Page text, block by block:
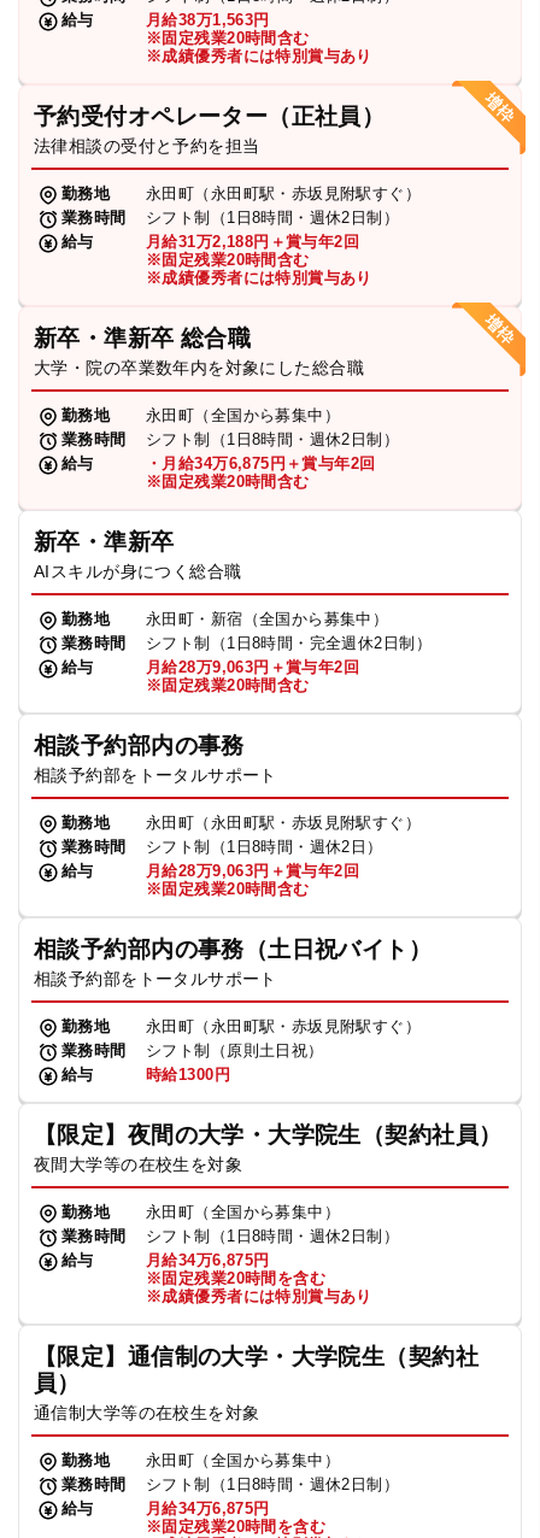
給与
月給38万1,563円
※固定残業20時間含む
※成績優秀者には特別賞与あり
予約受付オペレーター（正社員）
法律相談の受付と予約を担当
勤務地
永田町（永田町駅・赤坂見附駅すぐ）
業務時間
シフト制（1日8時間・週休2日制）
給与
月給31万2,188円＋賞与年2回
※固定残業20時間含む
※成績優秀者には特別賞与あり
新卒・準新卒 総合職
大学・院の卒業数年内を対象にした総合職
勤務地
永田町（全国から募集中）
業務時間
シフト制（1日8時間・週休2日制）
給与
・月給34万6,875円＋賞与年2回
※固定残業20時間含む
新卒・準新卒
AIスキルが身につく総合職
勤務地
永田町・新宿（全国から募集中）
業務時間
シフト制（1日8時間・完全週休2日制）
給与
月給28万9,063円＋賞与年2回
※固定残業20時間含む
相談予約部内の事務
相談予約部をトータルサポート
勤務地
永田町（永田町駅・赤坂見附駅すぐ）
業務時間
シフト制（1日8時間・週休2日）
給与
月給28万9,063円＋賞与年2回
※固定残業20時間含む
相談予約部内の事務（土日祝バイト）
相談予約部をトータルサポート
勤務地
永田町（永田町駅・赤坂見附駅すぐ）
業務時間
シフト制（原則土日祝）
給与
時給1300円
【限定】夜間の大学・大学院生（契約社員）
夜間大学等の在校生を対象
勤務地
永田町（全国から募集中）
業務時間
シフト制（1日8時間・週休2日制）
給与
月給34万6,875円
※固定残業20時間を含む
※成績優秀者には特別賞与あり
【限定】通信制の大学・大学院生（契約社
員）
通信制大学等の在校生を対象
勤務地
永田町（全国から募集中）
業務時間
シフト制（1日8時間・週休2日制）
給与
月給34万6,875円
※固定残業20時間を含む